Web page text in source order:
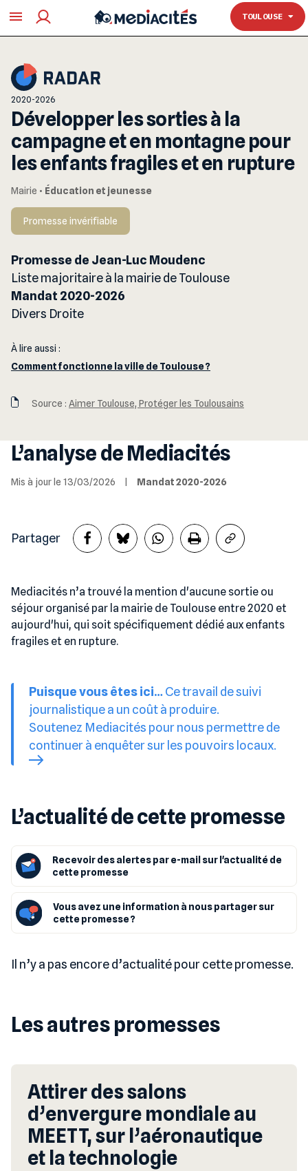
TOULOUSE
TOULOUSE
2020-2026
Développer les sorties à la
campagne et en montagne pour
les enfants fragiles et en rupture
Mairie • Éducation et jeunesse
Promesse invérifiable
Promesse de Jean-Luc Moudenc
Liste majoritaire à la mairie de Toulouse
Mandat 2020-2026
Divers Droite
À lire aussi :
Comment fonctionne la ville de Toulouse ?
Source : Aimer Toulouse, Protéger les Toulousains
L’analyse de Mediacités
Mis à jour le 13/03/2026 Mandat 2020-2026
Partager
Mediacités n’a trouvé la mention d'aucune sortie ou
séjour organisé par la mairie de Toulouse entre 2020 et
aujourd'hui, qui soit spécifiquement dédié aux enfants
fragiles et en rupture.
Puisque vous êtes ici…Ce travail de suivi
journalistique a un coût à produire.
Soutenez Mediacités pour nous permettre de
continuer à enquêter sur les pouvoirs locaux.
L’actualité de cette promesse
Recevoir des alertes par e-mail sur l'actualité de
cette promesse
Vous avez une information à nous partager sur
cette promesse ?
Il n’y a pas encore d’actualité pour cette promesse.
Les autres promesses
Attirer des salons
d’envergure mondiale au
MEETT, sur l’aéronautique
et la technologie